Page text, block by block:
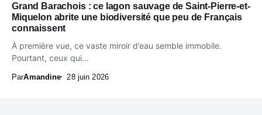
Grand Barachois : ce lagon sauvage de Saint-Pierre-et-
Miquelon abrite une biodiversité que peu de Français
connaissent
À première vue, ce vaste miroir d’eau semble immobile.
Pourtant, ceux qui...
ParAmandine 28 juin 2026